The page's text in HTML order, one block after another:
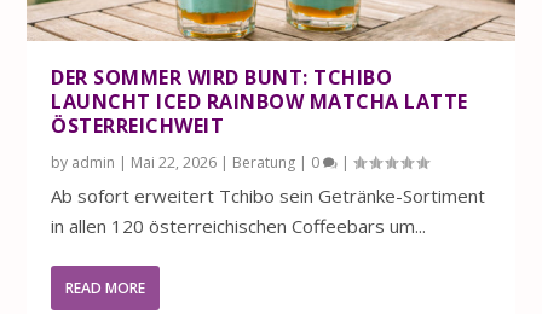
DER SOMMER WIRD BUNT: TCHIBO
LAUNCHT ICED RAINBOW MATCHA LATTE
ÖSTERREICHWEIT
by admin | Mai 22, 2026 | Beratung | 0 |
Ab sofort erweitert Tchibo sein Getränke-Sortiment
in allen 120 österreichischen Coffeebars um...
READ MORE